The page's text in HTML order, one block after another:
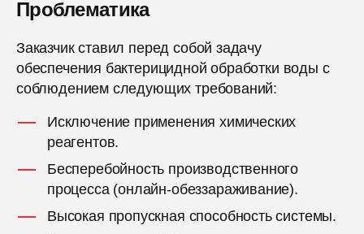
Проблематика
Заказчик ставил перед собой задачу
обеспечения бактерицидной обработки воды с
соблюдением следующих требований:
Исключение применения химических
реагентов.
Бесперебойность производственного
процесса (онлайн-обеззараживание).
Высокая пропускная способность системы.